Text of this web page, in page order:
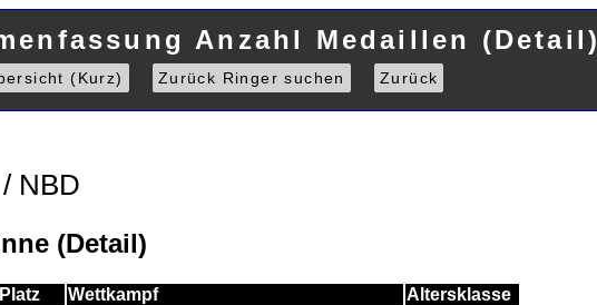
Anzahl Medaillen (Detail)
(Kurz) Zurück Ringer suchen Zurück
NBD
(Detail)
Platz Wettkampf
Altersklasse